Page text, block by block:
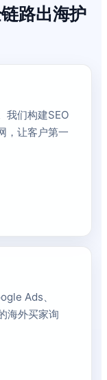
路出海护
我们构建SEO
，让客户第一
Ads、
海外买家询